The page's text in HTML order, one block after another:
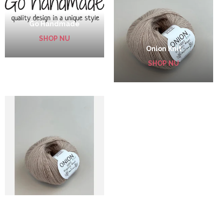
Go Handmade
SHOP NU
Onion Knit
SHOP NU